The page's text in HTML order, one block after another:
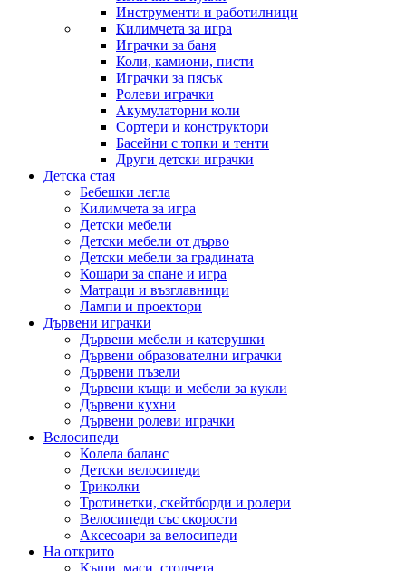
Инструменти и работилници
Килимчета за игра
Играчки за баня
Коли, камиони, писти
Играчки за пясък
Ролеви играчки
Акумулаторни коли
Сортери и конструктори
Басейни с топки и тенти
Други детски играчки
Детска стая
Бебешки легла
Килимчета за игра
Детски мебели
Детски мебели от дърво
Детски мебели за градината
Кошари за спане и игра
Матраци и възглавници
Лампи и проектори
Дървени играчки
Дървени мебели и катерушки
Дървени образователни играчки
Дървени пъзели
Дървени къщи и мебели за кукли
Дървени кухни
Дървени ролеви играчки
Велосипеди
Колела баланс
Детски велосипеди
Триколки
Тротинетки, скейтборди и ролери
Велосипеди със скорости
Аксесоари за велосипеди
На открито
Къщи, маси, столчета